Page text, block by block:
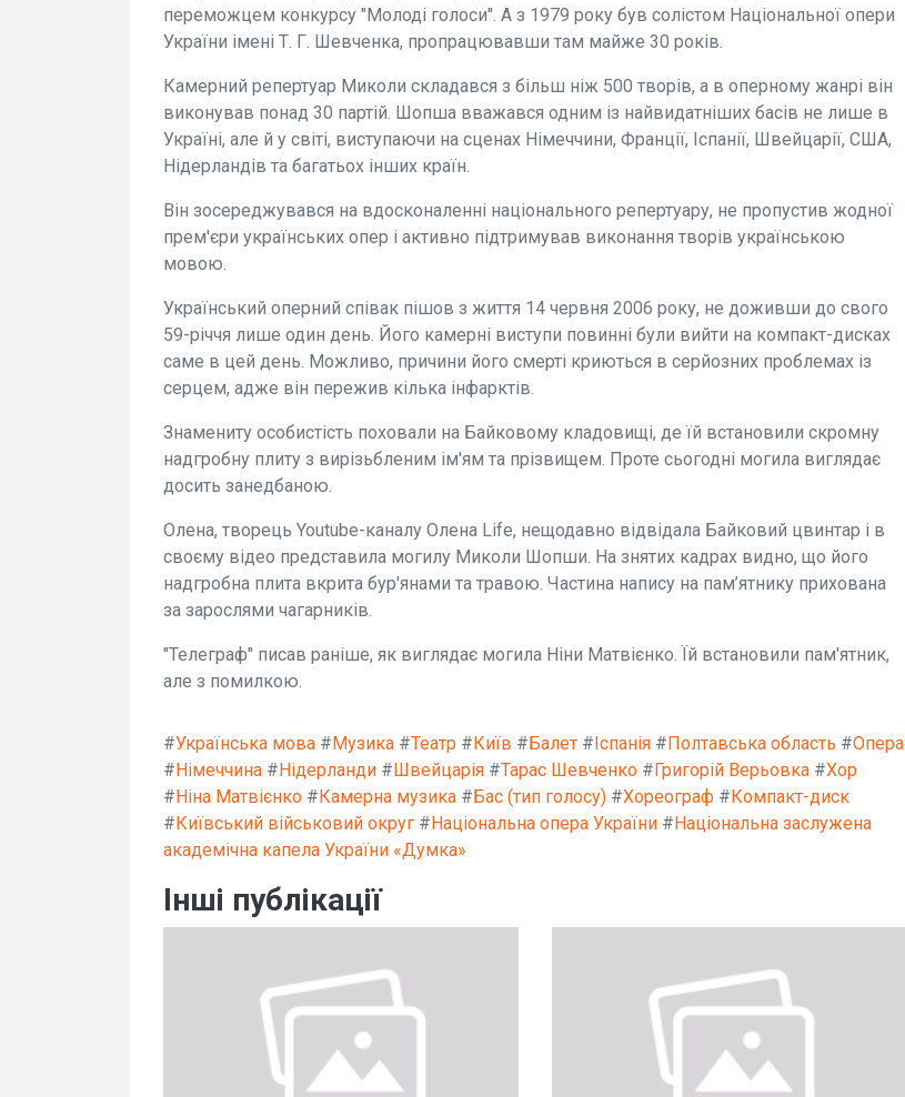
переможцем конкурсу "Молоді голоси". А з 1979 року був солістом Національної опери
України імені Т. Г. Шевченка, пропрацювавши там майже 30 років.
Камерний репертуар Миколи складався з більш ніж 500 творів, а в оперному жанрі він
виконував понад 30 партій. Шопша вважався одним із найвидатніших басів не лише в
Україні, але й у світі, виступаючи на сценах Німеччини, Франції, Іспанії, Швейцарії, США,
Нідерландів та багатьох інших країн.
Він зосереджувався на вдосконаленні національного репертуару, не пропустив жодної
прем'єри українських опер і активно підтримував виконання творів українською
мовою.
Український оперний співак пішов з життя 14 червня 2006 року, не доживши до свого
59-річчя лише один день. Його камерні виступи повинні були вийти на компакт-дисках
саме в цей день. Можливо, причини його смерті криються в серйозних проблемах із
серцем, адже він пережив кілька інфарктів.
Знамениту особистість поховали на Байковому кладовищі, де їй встановили скромну
надгробну плиту з вирізьбленим ім'ям та прізвищем. Проте сьогодні могила виглядає
досить занедбаною.
Олена, творець Youtube-каналу Олена Life, нещодавно відвідала Байковий цвинтар і в
своєму відео представила могилу Миколи Шопши. На знятих кадрах видно, що його
надгробна плита вкрита бур'янами та травою. Частина напису на пам’ятнику прихована
за зарослями чагарників.
"Телеграф" писав раніше, як виглядає могила Ніни Матвієнко. Їй встановили пам'ятник,
але з помилкою.
#Українська мова #Музика #Театр #Київ #Балет #Іспанія #Полтавська область #Опера
#Німеччина #Нідерланди #Швейцарія #Тарас Шевченко #Григорій Верьовка #Хор
#Ніна Матвієнко #Камерна музика #Бас (тип голосу) #Хореограф #Компакт-диск
#Київський військовий округ #Національна опера України #Національна заслужена
академічна капела України «Думка»
Інші публікації